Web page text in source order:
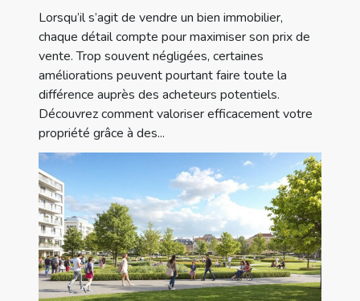
Lorsqu’il s’agit de vendre un bien immobilier,
chaque détail compte pour maximiser son prix de
vente. Trop souvent négligées, certaines
améliorations peuvent pourtant faire toute la
différence auprès des acheteurs potentiels.
Découvrez comment valoriser efficacement votre
propriété grâce à des...